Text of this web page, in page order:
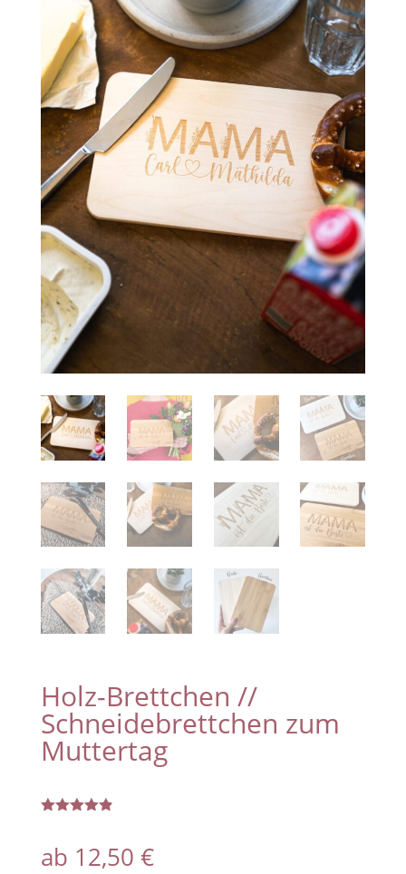
Holz-Brettchen //
Schneidebrettchen zum
Muttertag
von 5,
basierend
ab 12,50 €